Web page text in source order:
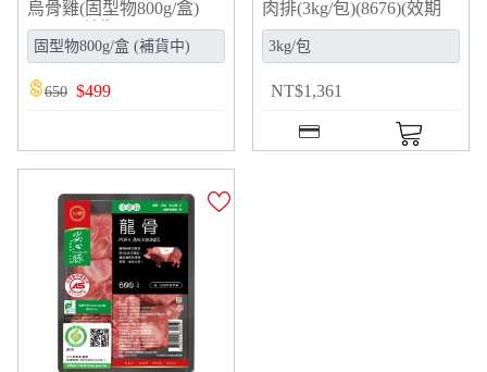
烏骨雞(固型物800g/盒)
(926A)(效期2026/12/21)
650 $499
肉排(3kg/包)(8676)(效期
2026/10/15)
NT$1,361